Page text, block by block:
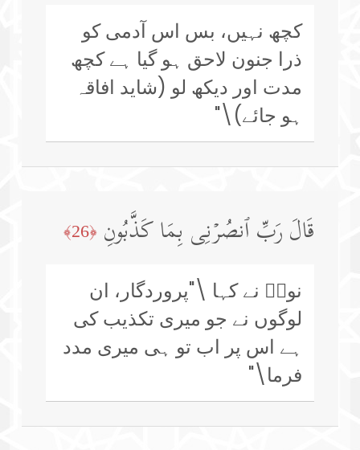
کچھ نہیں، بس اس آدمی کو
ذرا جنون لاحق ہو گیا ہے کچھ
مدت اور دیکھ لو (شاید افاقہ
ہو جائے)\"
قَالَ رَبِّ ٱنصُرۡنِی بِمَا كَذَّبُونِ ﴿26﴾
نوحؑ نے کہا \"پروردگار، ان
لوگوں نے جو میری تکذیب کی
ہے اس پر اب تو ہی میری مدد
فرما\"